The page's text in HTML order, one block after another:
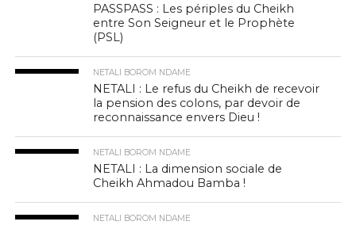
PASSPASS : Les périples du Cheikh
entre Son Seigneur et le Prophète
(PSL)
NETALI BOROM NDAME
NETALI : Le refus du Cheikh de recevoir
la pension des colons, par devoir de
reconnaissance envers Dieu !
NETALI BOROM NDAME
NETALI : La dimension sociale de
Cheikh Ahmadou Bamba !
NETALI BOROM NDAME